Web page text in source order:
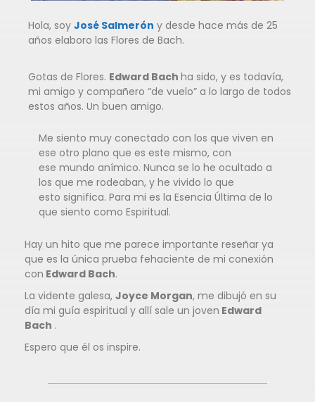
Hola, soy José Salmerón y desde hace más de 25
años elaboro las Flores de Bach.
Gotas de Flores. Edward Bach ha sido, y es todavía,
mi amigo y compañero “de vuelo” a lo largo de todos
estos años. Un buen amigo.
Me siento muy conectado con los que viven en
ese otro plano que es este mismo, con
ese mundo anímico. Nunca se lo he ocultado a
los que me rodeaban, y he vivido lo que
esto significa. Para mi es la Esencia Última de lo
que siento como Espiritual.
Hay un hito que me parece importante reseñar ya
que es la única prueba fehaciente de mi conexión
con Edward Bach.
La vidente galesa, Joyce Morgan, me dibujó en su
día mi guía espiritual y allí sale un joven Edward
Bach .
Espero que él os inspire.